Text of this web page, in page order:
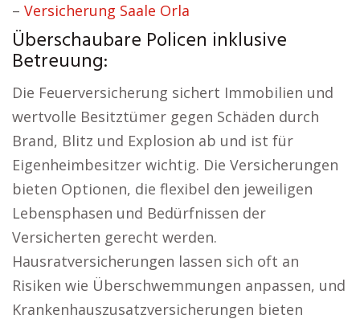
– Versicherung Saale Orla
Überschaubare Policen inklusive
Betreuung:
Die Feuerversicherung sichert Immobilien und
wertvolle Besitztümer gegen Schäden durch
Brand, Blitz und Explosion ab und ist für
Eigenheimbesitzer wichtig. Die Versicherungen
bieten Optionen, die flexibel den jeweiligen
Lebensphasen und Bedürfnissen der
Versicherten gerecht werden.
Hausratversicherungen lassen sich oft an
Risiken wie Überschwemmungen anpassen, und
Krankenhauszusatzversicherungen bieten